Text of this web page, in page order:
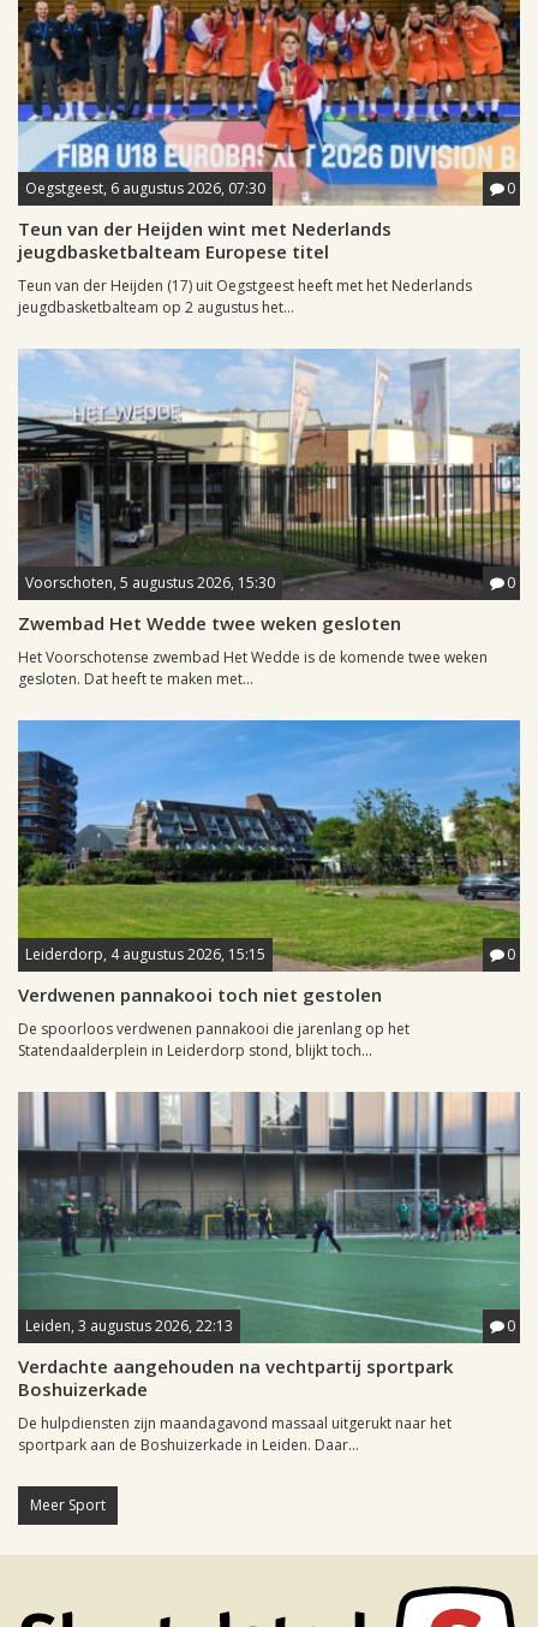
Oegstgeest, 6 augustus 2026, 07:30 0
Teun van der Heijden wint met Nederlands
jeugdbasketbalteam Europese titel
Teun van der Heijden (17) uit Oegstgeest heeft met het Nederlands
jeugdbasketbalteam op 2 augustus het...
Voorschoten, 5 augustus 2026, 15:30 0
Zwembad Het Wedde twee weken gesloten
Het Voorschotense zwembad Het Wedde is de komende twee weken
gesloten. Dat heeft te maken met...
Leiderdorp, 4 augustus 2026, 15:15 0
Verdwenen pannakooi toch niet gestolen
De spoorloos verdwenen pannakooi die jarenlang op het
Statendaalderplein in Leiderdorp stond, blijkt toch...
Leiden, 3 augustus 2026, 22:13 0
Verdachte aangehouden na vechtpartij sportpark
Boshuizerkade
De hulpdiensten zijn maandagavond massaal uitgerukt naar het
sportpark aan de Boshuizerkade in Leiden. Daar...
Meer Sport